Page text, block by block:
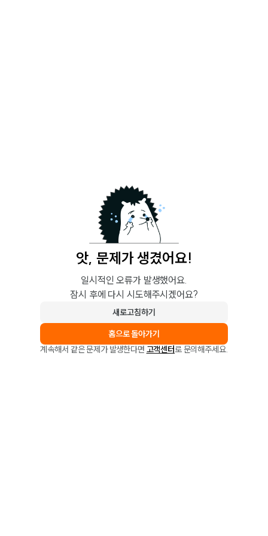
앗, 문제가 생겼어요!
일시적인 오류가 발생했어요.
잠시 후에 다시 시도해주시겠어요?
새로고침하기
홈으로 돌아가기
계속해서 같은 문제가 발생한다면 고객센터로 문의해주세요.